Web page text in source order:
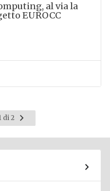
al via la
EUROCC
di 2
Pagina
successiva